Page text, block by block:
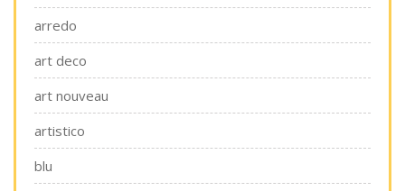
arredo
art deco
art nouveau
artistico
blu